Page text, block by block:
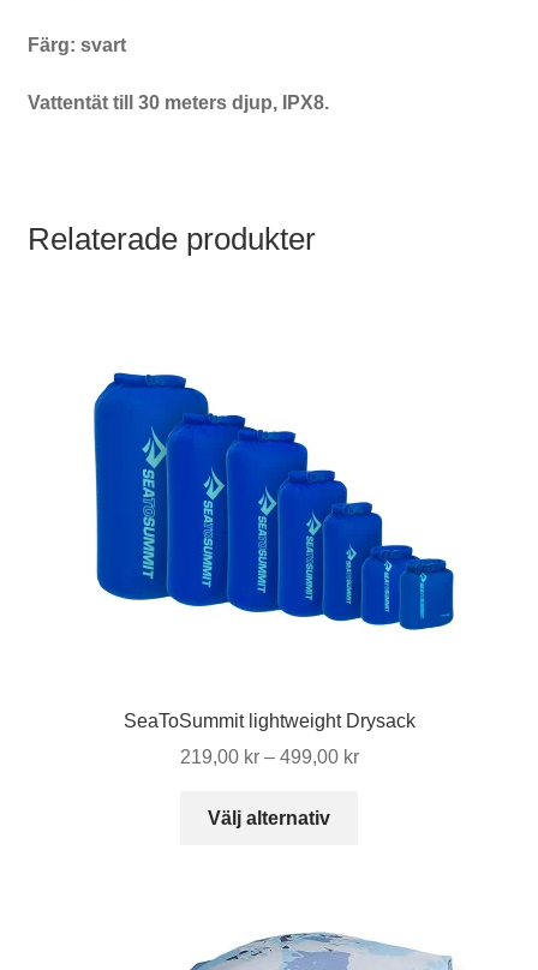
Färg: svart
Vattentät till 30 meters djup, IPX8.
Relaterade produkter
SeaToSummit lightweight Drysack
219,00 kr – 499,00 krPrisintervall:
Välj alternativ
varianter.